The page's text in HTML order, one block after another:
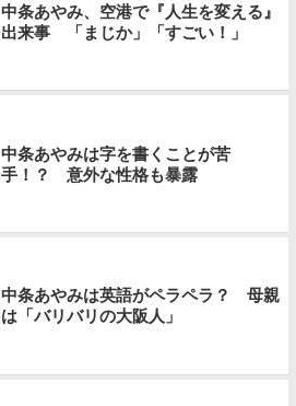
中条あやみ、空港で『人生を変える』
出来事 「まじか」「すごい！」
中条あやみは字を書くことが苦
手！？ 意外な性格も暴露
中条あやみは英語がペラペラ？ 母親
は「バリバリの大阪人」